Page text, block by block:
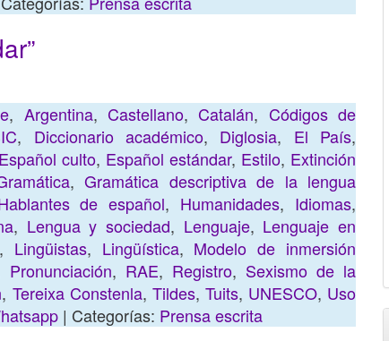
, Argentina,Castellano,Catalán, Códigos de
, Diccionario académico, Diglosia, El País,
Español culto, Español estándar, Estilo, Extinción
, Gramática descriptiva de la lengua
de español, Humanidades, Idiomas,
, Lengua y sociedad, Lenguaje, Lenguaje en
, Lingüistas, Lingüística, Modelo de inmersión
Pronunciación, RAE, Registro, Sexismo de la
, Tereixa Constenla, Tildes, Tuits, UNESCO, Uso
| Categorías: Prensa escrita